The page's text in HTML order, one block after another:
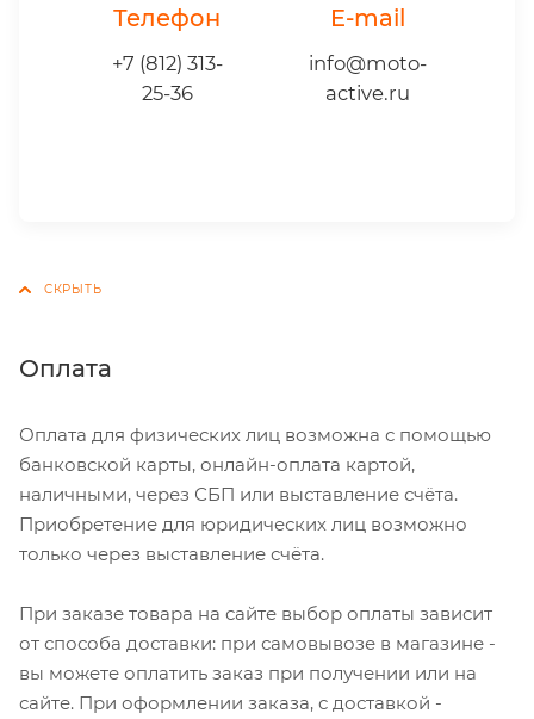
Телефон
+7 (812) 313-
25-36
E-mail
info@moto-
active.ru
Оплата
Оплата для физических лиц возможна с помощью
банковской карты, онлайн-оплата картой,
наличными, через СБП или выставление счёта.
Приобретение для юридических лиц возможно
только через выставление счёта.
При заказе товара на сайте выбор оплаты зависит
от способа доставки: при самовывозе в магазине -
вы можете оплатить заказ при получении или на
сайте. При оформлении заказа, с доставкой -